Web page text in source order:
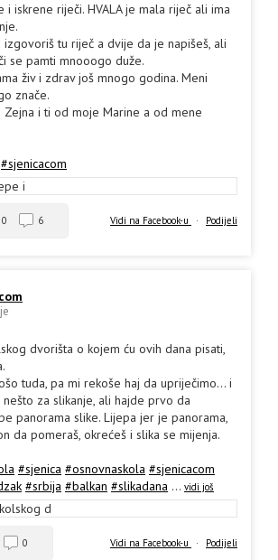
iskrene riječi. HVALA je mala riječ ali ima
izgovoriš tu riječ a dvije da je napišeš, ali
se pamti mnooogo duže.
živ i zdrav još mnogo godina. Meni
znače.
i ti od moje Marine a od mene
#sjenicacom
Vidi na Facebook-u · Podijeli
0 6
dvorišta o kojem ću ovih dana pisati,
tuda, pa mi rekoše haj da upriječimo... i
za slikanje, ali hajde prvo da
panorama slike. Lijepa jer je panorama,
da pomeraš, okrećeš i slika se mijenja.
#sjenica #osnovnaskola #sjenicacom
#srbija #balkan #slikadana ... vidi još
Vidi na Facebook-u · Podijeli
0